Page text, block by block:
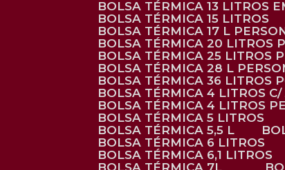
BOLSA TÉRMICA 13 LITROS
BOLSA TÉRMICA 15 LITROS
BOLSA TÉRMICA 17 L
BOLSA TÉRMICA 20 LITROS
BOLSA TÉRMICA 25 LITROS
BOLSA TÉRMICA 28 L
BOLSA TÉRMICA 36 LITROS
BOLSA TÉRMICA 4 LITROS
BOLSA TÉRMICA 4 LITROS
BOLSA TÉRMICA 5 LITROS
BOLSA TÉRMICA 5,5 L
BOLSA TÉRMICA 6 LITROS
BOLSA TÉRMICA 6,1 LITROS
BOLSA TÉRMICA 7L